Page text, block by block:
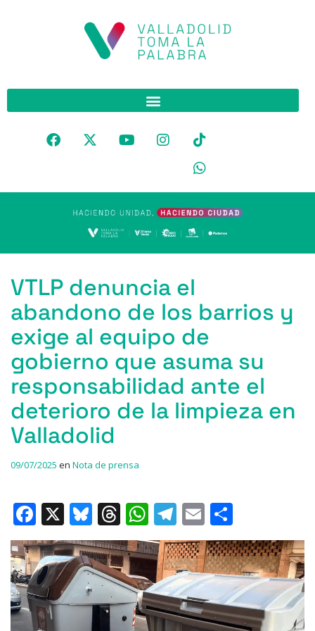
VTLP denuncia el
abandono de los barrios y
exige al equipo de
gobierno que asuma su
responsabilidad ante el
deterioro de la limpieza en
Valladolid
09/07/2025 en Nota de prensa
F
a
c
e
b
X
Bl
u
e
s
k
T
h
re
a
d
W
h
at
s
A
T
el
e
gr
a
E
m
ai
l
o
m
p
ar